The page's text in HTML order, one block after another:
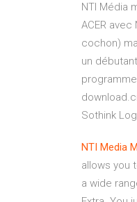
NTI Média
ACER
cochon)
un
Sothink
NTI Media
allows you
a wide